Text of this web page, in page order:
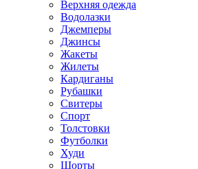
Верхняя одежда
Водолазки
Джемперы
Джинсы
Жакеты
Жилеты
Кардиганы
Рубашки
Свитеры
Спорт
Толстовки
Футболки
Худи
Шорты